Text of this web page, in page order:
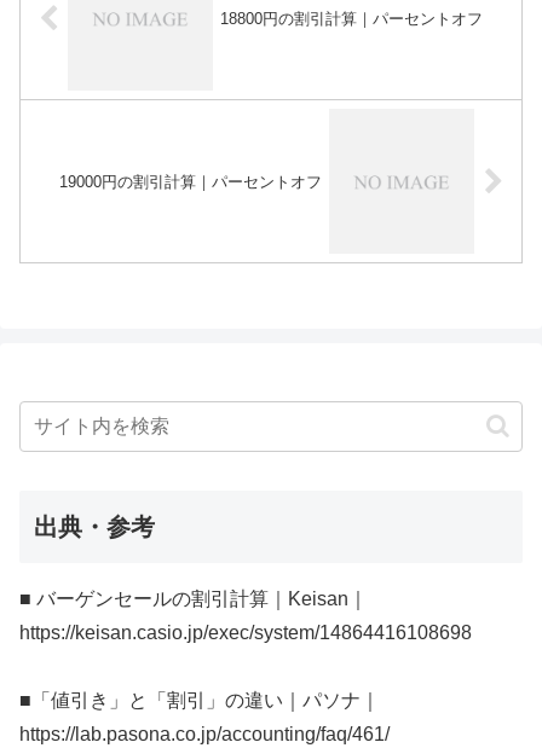
18800円の割引計算｜パーセントオフ
19000円の割引計算｜パーセントオフ
出典・参考
■ バーゲンセールの割引計算｜Keisan｜
https://keisan.casio.jp/exec/system/14864416108698
■「値引き」と「割引」の違い｜パソナ｜
https://lab.pasona.co.jp/accounting/faq/461/